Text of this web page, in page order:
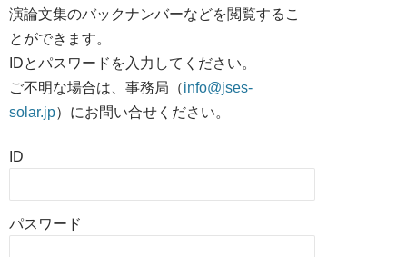
演論文集のバックナンバーなどを閲覧するこ
とができます。
IDとパスワードを入力してください。
ご不明な場合は、事務局（info@jses-
solar.jp）にお問い合せください。
ID
パスワード